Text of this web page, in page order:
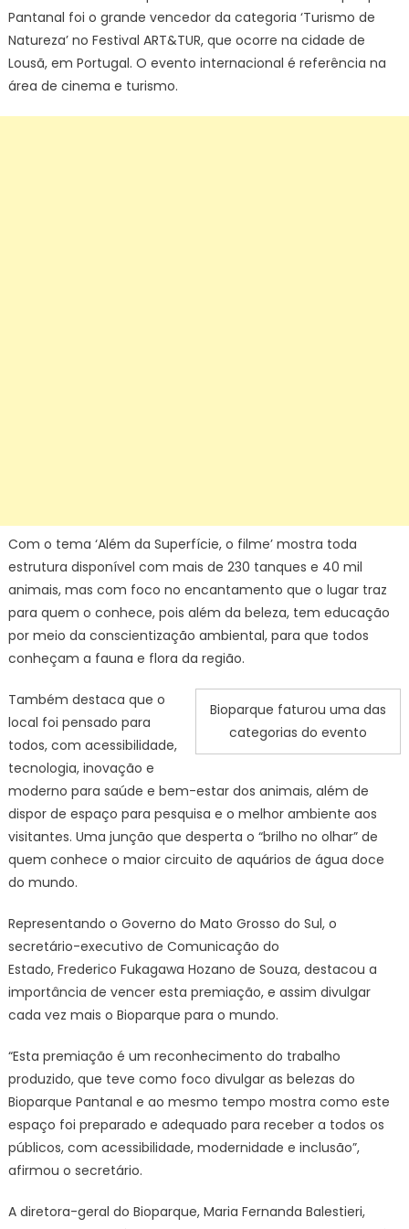
Pantanal foi o grande vencedor da categoria ‘Turismo de
Natureza’ no Festival ART&TUR, que ocorre na cidade de
Lousã, em Portugal. O evento internacional é referência na
área de cinema e turismo.
Com o tema ‘Além da Superfície, o filme’ mostra toda
estrutura disponível com mais de 230 tanques e 40 mil
animais, mas com foco no encantamento que o lugar traz
para quem o conhece, pois além da beleza, tem educação
por meio da conscientização ambiental, para que todos
conheçam a fauna e flora da região.
Bioparque faturou uma das
categorias do evento
Também destaca que o
local foi pensado para
todos, com acessibilidade,
tecnologia, inovação e
moderno para saúde e bem-estar dos animais, além de
dispor de espaço para pesquisa e o melhor ambiente aos
visitantes. Uma junção que desperta o “brilho no olhar” de
quem conhece o maior circuito de aquários de água doce
do mundo.
Representando o Governo do Mato Grosso do Sul, o
secretário-executivo de Comunicação do
Estado, Frederico Fukagawa Hozano de Souza, destacou a
importância de vencer esta premiação, e assim divulgar
cada vez mais o Bioparque para o mundo.
“Esta premiação é um reconhecimento do trabalho
produzido, que teve como foco divulgar as belezas do
Bioparque Pantanal e ao mesmo tempo mostra como este
espaço foi preparado e adequado para receber a todos os
públicos, com acessibilidade, modernidade e inclusão”,
afirmou o secretário.
A diretora-geral do Bioparque, Maria Fernanda Balestieri,